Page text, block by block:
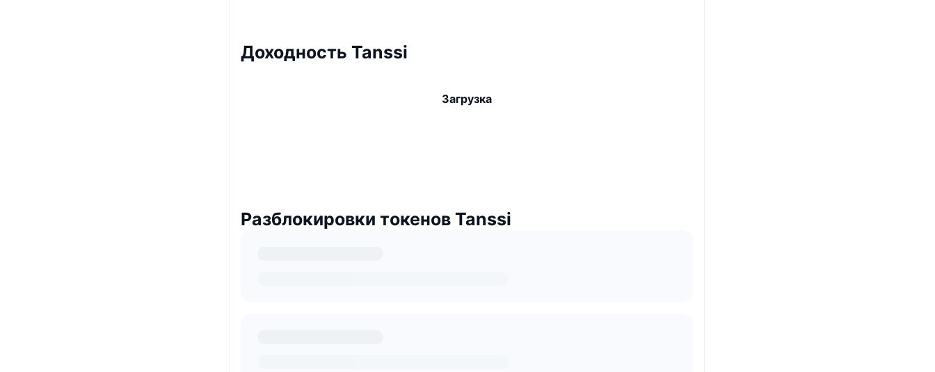
Доходность Tanssi
Загрузка
Разблокировки токенов Tanssi